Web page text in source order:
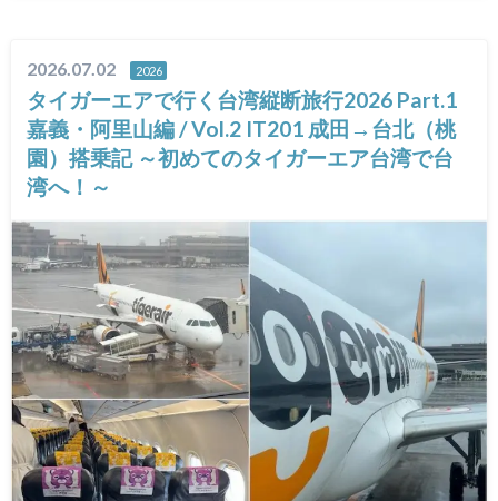
2026.07.02 2026
タイガーエアで行く台湾縦断旅行2026 Part.1
嘉義・阿里山編 / Vol.2 IT201 成田→台北（桃
園）搭乗記 ～初めてのタイガーエア台湾で台
湾へ！～